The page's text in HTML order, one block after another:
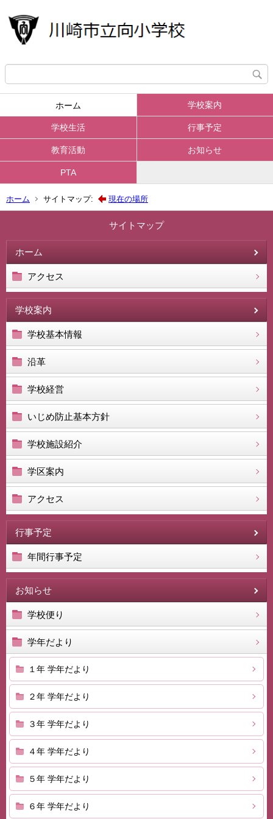
ホーム 学校案内
学校生活 行事予定
教育活動 お知らせ
PTA
ホーム サイトマップ: 現在の場所
サイトマップ
ホーム
アクセス
学校案内
学校基本情報
沿革
学校経営
いじめ防止基本方針
学校施設紹介
学区案内
アクセス
行事予定
年間行事予定
お知らせ
学校便り
学年だより
１年 学年だより
２年 学年だより
３年 学年だより
４年 学年だより
５年 学年だより
６年 学年だより